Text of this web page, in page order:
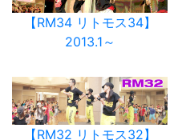
【RM34 リトモス34】
2013.1～
【RM32 リトモス32】